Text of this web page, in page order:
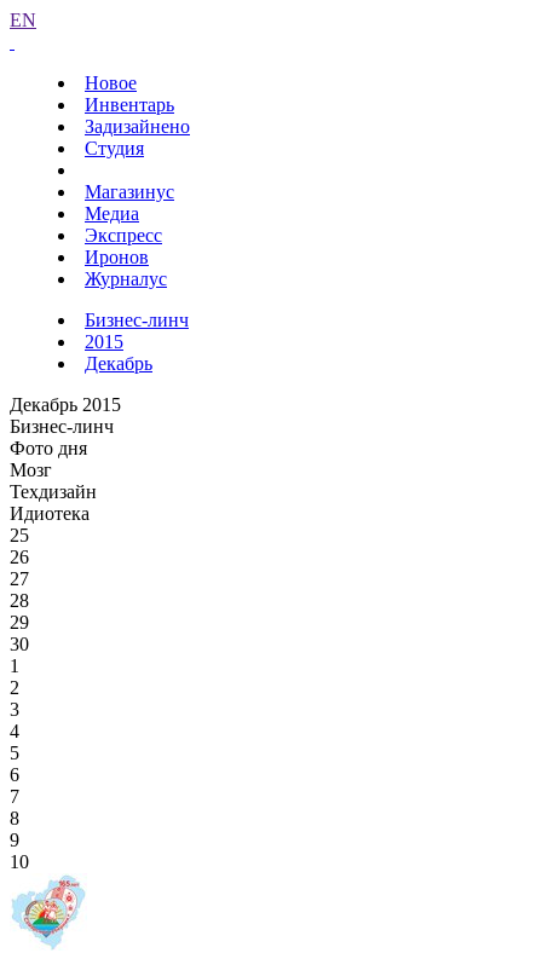
EN
Новое
Инвентарь
Задизайнено
Студия
Магазинус
Медиа
Экспресс
Иронов
Журналус
Бизнес-линч
2015
Декабрь
Декабрь 2015
Бизнес-линч
Фото дня
Мозг
Техдизайн
Идиотека
25
26
27
28
29
30
1
2
3
4
5
6
7
8
9
10